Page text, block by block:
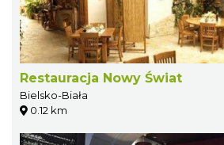
Restauracja Nowy Świat
Bielsko-Biała
0.12 km